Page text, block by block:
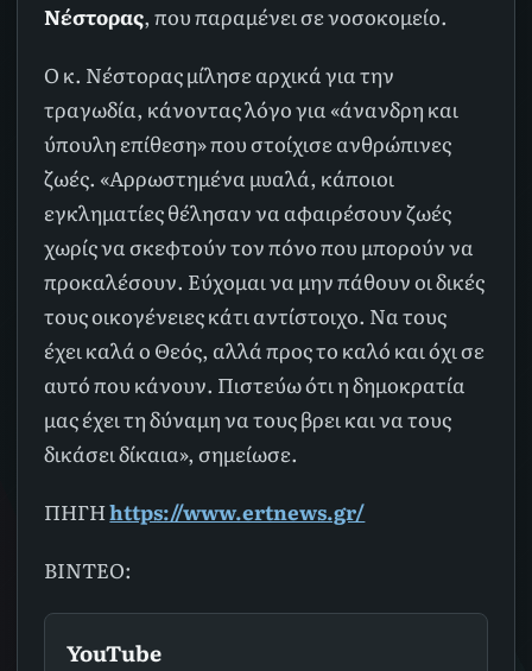
Νέστορας, που παραμένει σε νοσοκομείο.
Ο κ. Νέστορας μίλησε αρχικά για την
τραγωδία, κάνοντας λόγο για «άνανδρη και
ύπουλη επίθεση» που στοίχισε ανθρώπινες
ζωές. «Αρρωστημένα μυαλά, κάποιοι
εγκληματίες θέλησαν να αφαιρέσουν ζωές
χωρίς να σκεφτούν τον πόνο που μπορούν να
προκαλέσουν. Εύχομαι να μην πάθουν οι δικές
τους οικογένειες κάτι αντίστοιχο. Να τους
έχει καλά ο Θεός, αλλά προς το καλό και όχι σε
αυτό που κάνουν. Πιστεύω ότι η δημοκρατία
μας έχει τη δύναμη να τους βρει και να τους
δικάσει δίκαια», σημείωσε.
ΠΗΓΗhttps://www.ertnews.gr/
ΒΙΝΤΕΟ:
YouTube